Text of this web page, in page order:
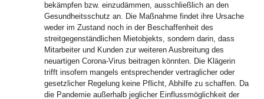
bekämpfen bzw. einzudämmen, ausschließlich an den
Gesundheitsschutz an. Die Maßnahme findet ihre Ursache
weder im Zustand noch in der Beschaffenheit des
streitgegenständlichen Mietobjekts, sondern darin, dass
Mitarbeiter und Kunden zur weiteren Ausbreitung des
neuartigen Corona-Virus beitragen könnten. Die Klägerin
trifft insofern mangels entsprechender vertraglicher oder
gesetzlicher Regelung keine Pflicht, Abhilfe zu schaffen. Da
die Pandemie außerhalb jeglicher Einflussmöglichkeit der